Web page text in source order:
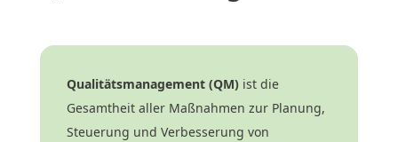
Qualitätsmanagement (QM)ist die
Gesamtheit aller Maßnahmen zur Planung,
Steuerung und Verbesserung von